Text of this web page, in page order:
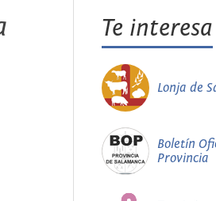
Te interesa
Lonja de
Boletín
Provincia